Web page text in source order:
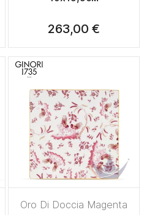
263,00 €
Oro Di Doccia Magenta